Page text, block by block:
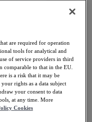
are required for operation
tools for analytical and
of service providers in third
comparable to that in the EU.
is a risk that it may be
rights as a data subject
your consent to data
at any time. More
Cookies